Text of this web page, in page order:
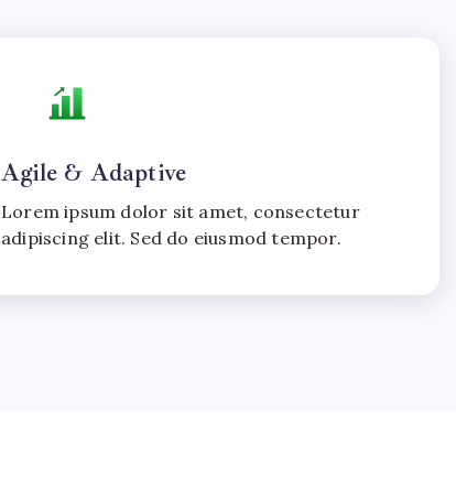
Agile & Adaptive
Lorem ipsum dolor sit amet, consectetur
adipiscing elit. Sed do eiusmod tempor.